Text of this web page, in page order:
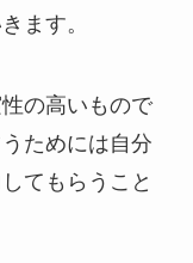
ます。
の高いもので
ためには自分
てもらうこと